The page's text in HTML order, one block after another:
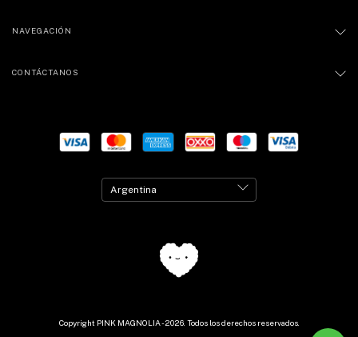
NAVEGACIÓN
CONTÁCTANOS
Copyright PINK MAGNOLIA - 2026. Todos los derechos reservados.